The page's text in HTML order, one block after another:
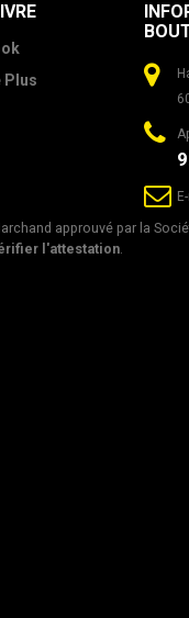
Plus
approuvé par la
l'attestation.